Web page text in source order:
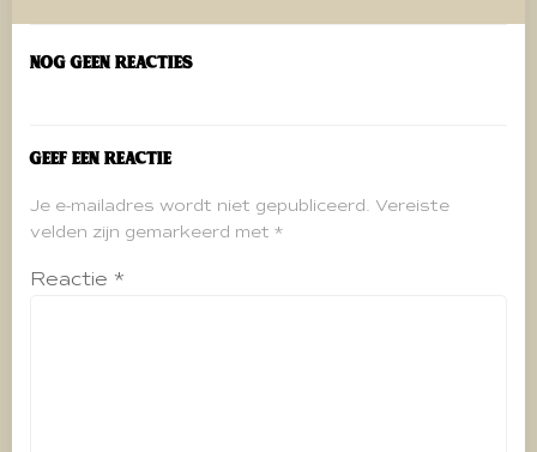
navigatie
Nog geen reacties
Geef een reactie
Je e-mailadres wordt niet gepubliceerd. Vereiste
velden zijn gemarkeerd met *
Reactie *